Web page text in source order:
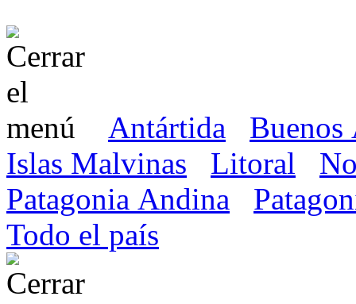
Antártida
Buenos
Islas Malvinas
Litoral
Patagonia Andina
Todo el país